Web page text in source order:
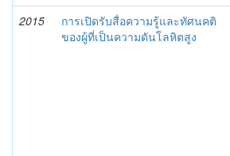
2015
การเปิดรับสื่อความรู้และทัศนคติ
ของผู้ที่เป็นความดันโลหิตสูง